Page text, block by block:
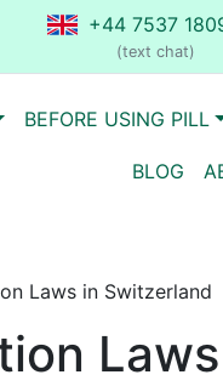
+44 7537
(text chat)
BEFORE USING PILL
BLOG
Laws in Switzerland